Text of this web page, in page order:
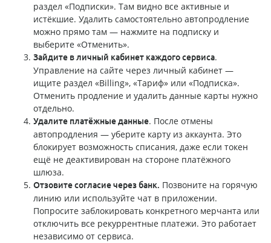
раздел «Подписки». Там видно все активные и
истёкшие. Удалить самостоятельно автопродление
можно прямо там — нажмите на подписку и
выберите «Отменить».
Зайдите в личный кабинет каждого сервиса.
Управление на сайте через личный кабинет —
ищите раздел «Billing», «Тариф» или «Подписка».
Отменить продление и удалить данные карты нужно
отдельно.
Удалите платёжные данные. После отмены
автопродления — уберите карту из аккаунта. Это
блокирует возможность списания, даже если токен
ещё не деактивирован на стороне платёжного
шлюза.
Отзовите согласие через банк. Позвоните на горячую
линию или используйте чат в приложении.
Попросите заблокировать конкретного мерчанта или
отключить все рекуррентные платежи. Это работает
независимо от сервиса.